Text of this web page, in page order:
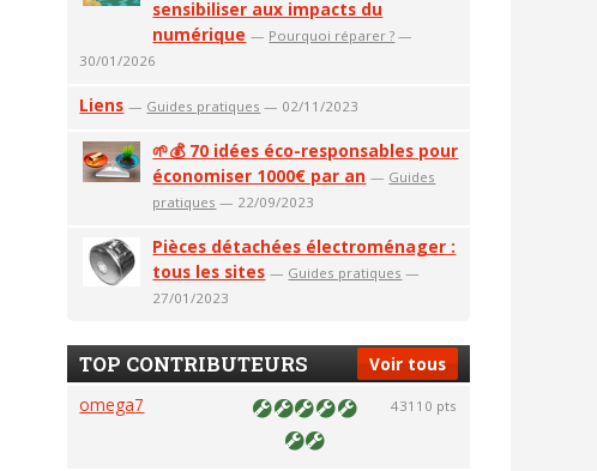
sensibiliser aux impacts du
numérique — Pourquoi réparer ? —
30/01/2026
Liens — Guides pratiques — 02/11/2023
🌱💰 70 idées éco-responsables pour
économiser 1000€ par an — Guides
pratiques — 22/09/2023
Pièces détachées électroménager :
tous les sites — Guides pratiques —
27/01/2023
Voir tous
TOP CONTRIBUTEURS
omega7 43110 pts